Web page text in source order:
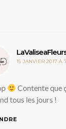
15 JANVIER 2017 À
Contente que
tous les jours !